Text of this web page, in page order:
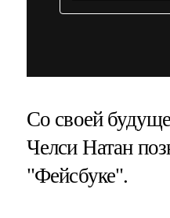
Со своей
Челси Натан
"Фейсбуке".